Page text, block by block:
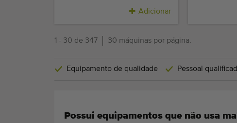
Adicionar
1 - 30 de 347 30 máquinas por página.
Equipamento de qualidade Pessoal
Possui equipamentos que não usa